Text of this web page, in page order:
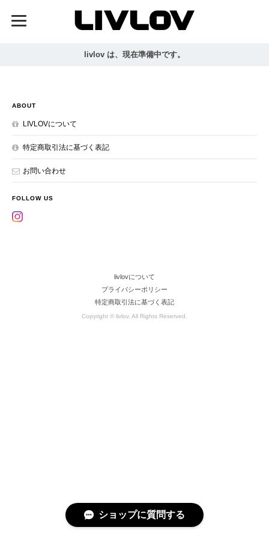
livlov は、現在準備中です。
ABOUT
LIVLOVについて
特定商取引法に基づく表記
お問い合わせ
FOLLOW US
livlovについて
プライバシーポリシー
特定商取引法に基づく表記
Copyright © livlov. All Rights Reserved.
ショップに質問する